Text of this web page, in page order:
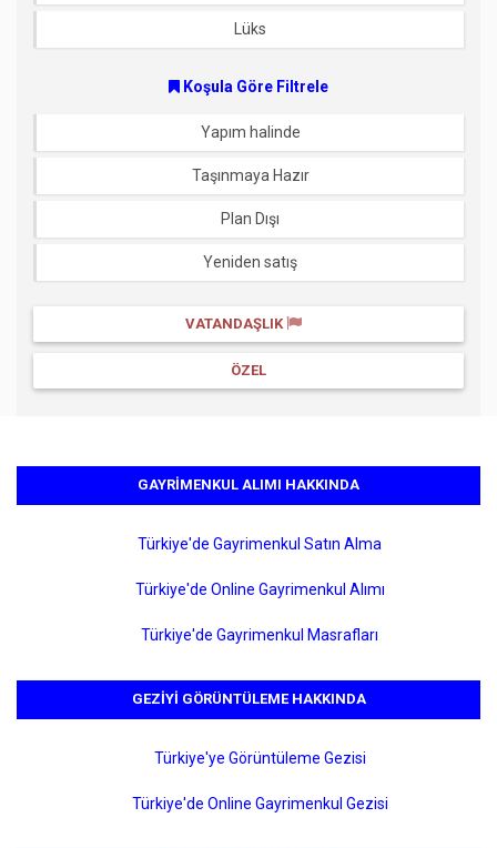
Lüks
Koşula Göre Filtrele
Yapım halinde
Taşınmaya Hazır
Plan Dışı
Yeniden satış
VATANDAŞLIK
ÖZEL
GAYRIMENKUL ALIMI HAKKINDA
Türkiye'de Gayrimenkul Satın Alma
Türkiye'de Online Gayrimenkul Alımı
Türkiye'de Gayrimenkul Masrafları
GEZIYI GÖRÜNTÜLEME HAKKINDA
Türkiye'ye Görüntüleme Gezisi
Türkiye'de Online Gayrimenkul Gezisi